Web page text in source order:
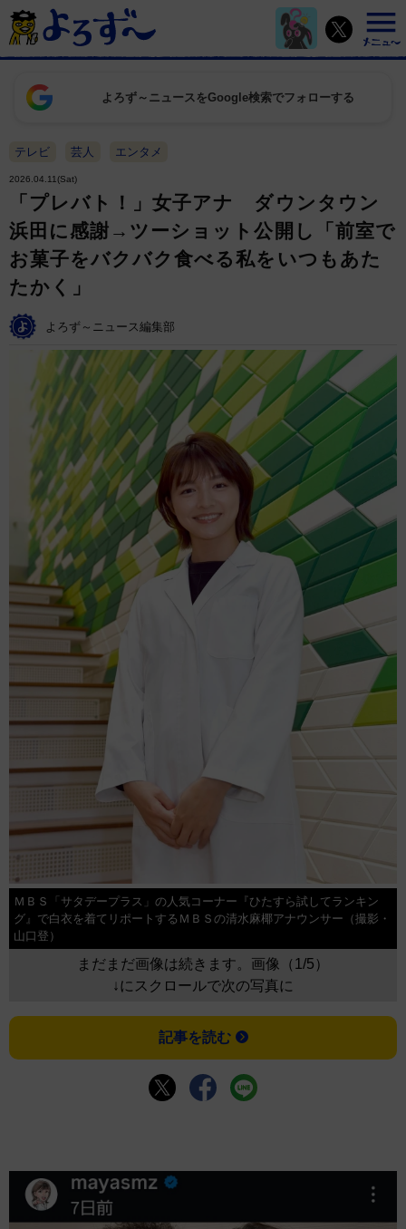
よろず～ニュースをGoogle検索でフォローする
テレビ 芸人 エンタメ
2026.04.11(Sat)
「プレバト！」女子アナ ダウンタウン
浜田に感謝→ツーショット公開し「前室で
お菓子をバクバク食べる私をいつもあた
たかく」
よろず～ニュース編集部
ＭＢＳ「サタデープラス」の人気コーナー『ひたすら試してランキン
グ』で白衣を着てリポートするＭＢＳの清水麻椰アナウンサー（撮影・
山口登）
まだまだ画像は続きます。画像（1/5）
↓にスクロールで次の写真に
記事を読む